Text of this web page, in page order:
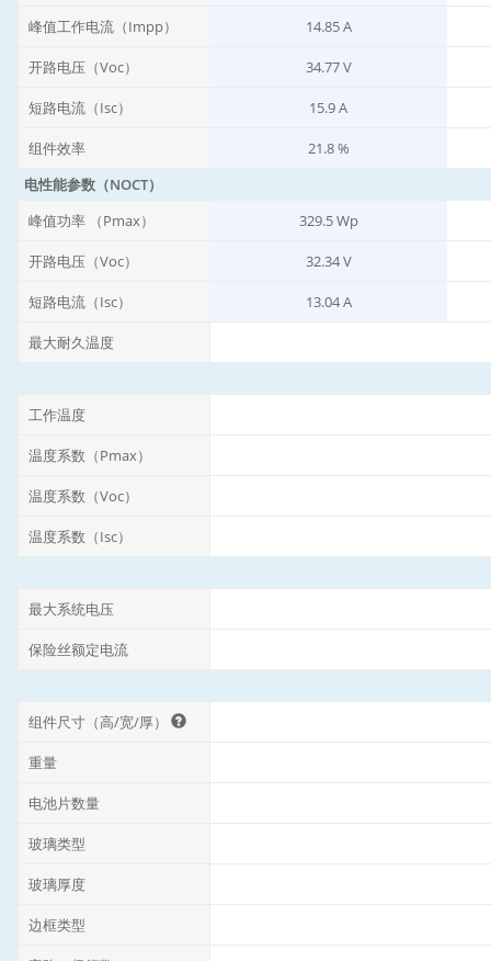
峰值工作电流（Impp） 14.85 A
开路电压（Voc） 34.77 V
短路电流（Isc） 15.9 A
组件效率
21.8 %
电性能参数（NOCT）
峰值功率 （Pmax）
329.5 Wp
开路电压（Voc） 32.34 V
短路电流（Isc） 13.04 A
最大耐久温度
工作温度
温度系数（Pmax）
温度系数（Voc）
温度系数（Isc）
最大系统电压
保险丝额定电流
组件尺寸（高/宽/厚）
重量
电池片数量
玻璃类型
玻璃厚度
边框类型